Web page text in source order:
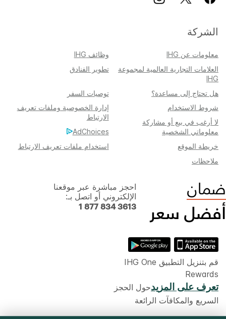
الشركة
معلومات عن IHG
وظائف IHG
العلامات التجارية العالمية لمجموعة
IHG
تطوير الفنادق
هل تحتاج إلى مساعدة؟
توصيات السفر
شروط الاستخدام
إدارة الخصوصية وملفات تعريف
الارتباط
لا أرغب في بيع أو مشاركة
معلوماتي الشخصية
AdChoices
خريطة الموقع
استخدام ملفات تعريف الارتباط
ملاحظات
احجز مباشرة عبر موقعنا
الإلكتروني أو اتصل بـ:
1 877 834 3613
قم بتنزيل التطبيق IHG One
Rewards
تعرف على المزيدحول الحجز
السريع والمكافآت الرائعة